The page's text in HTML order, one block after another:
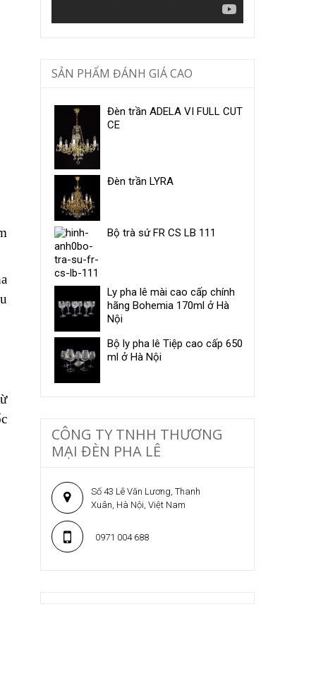
SẢN PHẨM ĐÁNH GIÁ CAO
Đèn trần ADELA VI FULL CUT
CE
Đèn trần LYRA
Bộ trà sứ ​FR CS LB 111
Ly pha lê mài cao cấp chính
hãng Bohemia 170ml ở Hà
Nội
Bộ ly pha lê Tiệp cao cấp 650
ml ở Hà Nội
CÔNG TY TNHH THƯƠNG
MẠI ĐÈN PHA LÊ
Số 43 Lê Văn Lương, Thanh
Xuân, Hà Nội, Việt Nam
0971 004 688